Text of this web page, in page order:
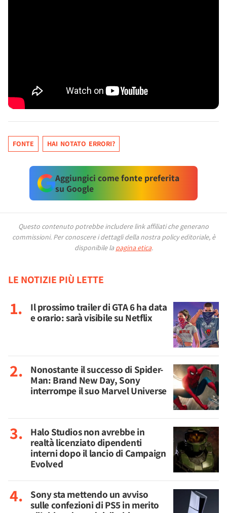
FONTE HAI NOTATO ERRORI?
Aggiungici come fonte preferita
su Google
Questo contenuto potrebbe includere link affiliati che generano
commissioni. Per conoscere i dettagli della nostra policy editoriale, è
disponibile la pagina etica.
LE NOTIZIE PIÙ LETTE
Il prossimo trailer di GTA 6 ha data
e orario: sarà visibile su Netflix
Nonostante il successo di Spider-
Man: Brand New Day, Sony
interrompe il suo Marvel Universe
Halo Studios non avrebbe in
realtà licenziato dipendenti
interni dopo il lancio di Campaign
Evolved
Sony sta mettendo un avviso
sulle confezioni di PS5 in merito